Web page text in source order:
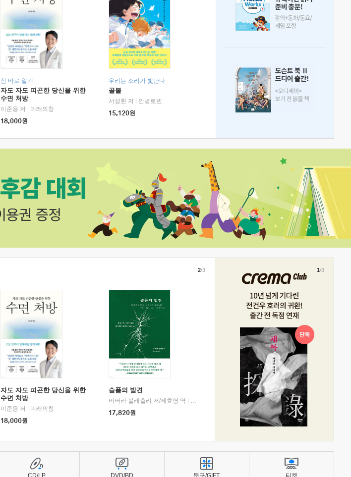
잠 바로 알기
자도 자도 피곤한 당신을 위한
수면 처방
이준용 저
미래의창
18,000원
우리는 소리가 빛난다
골볼
서성환 저
안녕로빈
15,120원
자도 자도 피곤한 당신을 위한
수면 처방
이준용 저
미래의창
18,000원
슬픔의 발견
바버라 블래츨리 저/제효영 역
디플롯
17,820원
2/3 1/3
CD/LP DVD/BD 문구/GIFT 티켓